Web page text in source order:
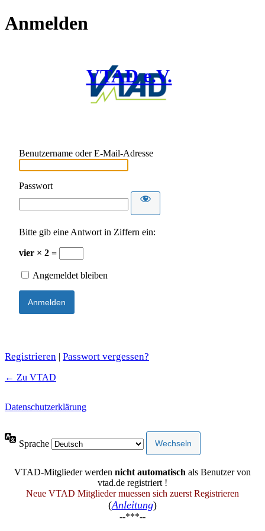
Anmelden
VTAD e.V.
Benutzername oder E-Mail-Adresse
Passwort
Bitte gib eine Antwort in Ziffern ein:
vier × 2 =
Angemeldet bleiben
Registrieren | Passwort vergessen?
← Zu VTAD
Datenschutzerklärung
Sprache
VTAD-Mitglieder werden nicht automatisch als Benutzer von
vtad.de registriert !
Neue VTAD Mitglieder muessen sich zuerst Registrieren
(Anleitung)
--***--